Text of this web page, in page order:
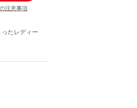
注意事項
たレディー